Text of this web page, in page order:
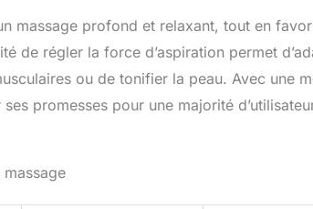
massage profond et relaxant, tout en
de régler la force d’aspiration permet
ou de tonifier la peau. Avec une
promesses pour une majorité